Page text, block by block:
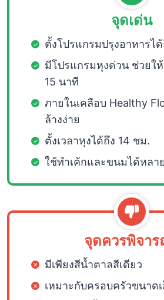
จุดเด่น
ตั้งโปรแกรมปรุงอาหารไ
มีโปรแกรมหุงด่วน ช่วยใ
15 นาที
ภายในเคลือบ Healthy
ล้างง่าย
ตั้งเวลาหุงได้ถึง 14 ชม.
ใช้ทำเค้กและขนมได้หลา
จุดควรพิจา
มีเพียงสีน้ำตาลสีเดียว
เหมาะกับครอบครัวขนาด